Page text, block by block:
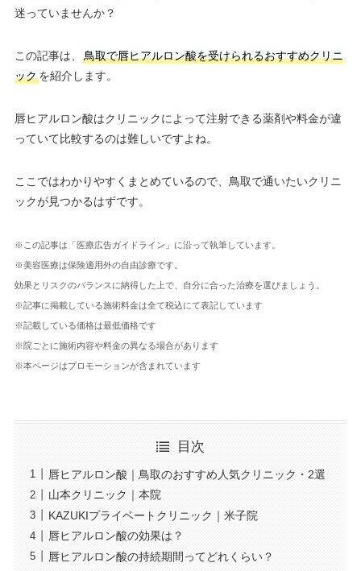
迷っていませんか？
この記事は、
鳥取で唇ヒアルロン酸を受けられるおすすめクリニ
ックを紹介します。
唇ヒアルロン酸はクリニックによって注射できる薬剤や料金が違
っていて比較するのは難しいですよね。
ここではわかりやすくまとめているので、鳥取で通いたいクリニ
ックが見つかるはずです。
※この記事は「医療広告ガイドライン」に沿って執筆しています。
※美容医療は保険適用外の自由診療です。
効果とリスクのバランスに納得した上で、自分に合った治療を選びましょう。
※記事に掲載している施術料金は全て税込にて表記しています
※記載している価格は最低価格です
※院ごとに施術内容や料金の異なる場合があります
※本ページはプロモーションが含まれています
目次
唇ヒアルロン酸｜鳥取のおすすめ人気クリニック・2選
山本クリニック｜本院
KAZUKIプライベートクリニック｜米子院
唇ヒアルロン酸の効果は？
唇ヒアルロン酸の持続期間ってどれくらい？